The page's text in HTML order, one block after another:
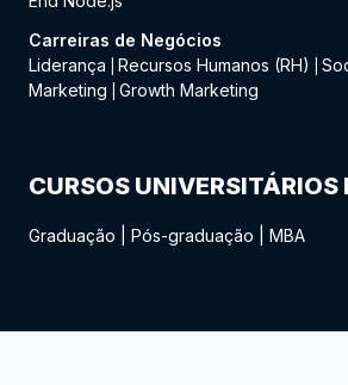
Carreiras de Negócios
Liderança
Recursos Humanos (RH)
Marketing
Growth Marketing
CURSOS UNIVERSITÁRIOS
Graduação Pós-graduação MBA